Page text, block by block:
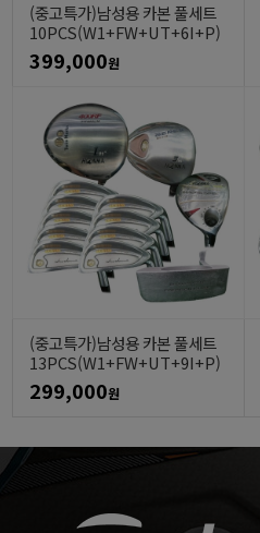
(중고특가)남성용 카본 풀세트
10PCS(W1+FW+UT+6I+P)
399,000원
(중고특가)남성용 카본 풀세트
13PCS(W1+FW+UT+9I+P)
299,000원